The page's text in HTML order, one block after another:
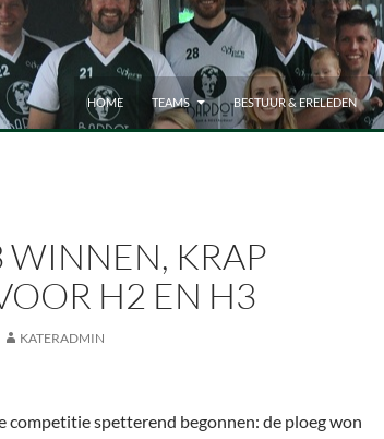
HOME TEAMS BESTUUR & ERELEDEN
WINNEN, KRAP
H2 EN H3
KATERADMIN
competitie spetterend begonnen: de ploeg won